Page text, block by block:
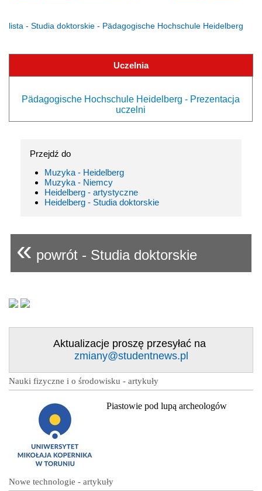
lista - Studia doktorskie - Pädagogische Hochschule Heidelberg
Uczelnia
Pädagogische Hochschule Heidelberg - Prezentacja
uczelni
Przejdź do
Muzyka - Heidelberg
Muzyka - Niemcy
Heidelberg - artystyczne
Heidelberg - Studia doktorskie
« powrót - Studia doktorskie
Aktualizacje proszę przesyłać na
zmiany@studentnews.pl
Nauki fizyczne i o środowisku - artykuły
Piastowie pod lupą archeologów
Nowe technologie - artykuły